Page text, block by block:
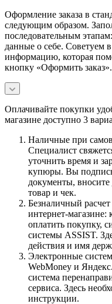
Оформление заказа в
следующим образом.
последовательным
данные о себе. Советуем
информацию, которая
кнопку «Оформить заказ».
Оплачивайте покупки
магазине доступно 3
Наличные при
Специалист
уточнить время и
купюры. Вы
документы, вносите
товар и чек.
Безналичный
интернет-
оплатить покупку,
системы ASSIST.
действия и имя
Электронные
WebMoney и
система
сервиса. Здесь
инструкции.